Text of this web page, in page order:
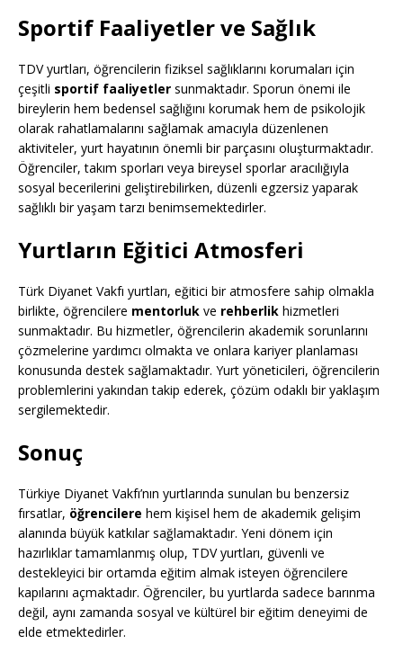
Sportif Faaliyetler ve Sağlık
TDV yurtları, öğrencilerin fiziksel sağlıklarını korumaları için
çeşitli sportif faaliyetler sunmaktadır. Sporun önemi ile
bireylerin hem bedensel sağlığını korumak hem de psikolojik
olarak rahatlamalarını sağlamak amacıyla düzenlenen
aktiviteler, yurt hayatının önemli bir parçasını oluşturmaktadır.
Öğrenciler, takım sporları veya bireysel sporlar aracılığıyla
sosyal becerilerini geliştirebilirken, düzenli egzersiz yaparak
sağlıklı bir yaşam tarzı benimsemektedirler.
Yurtların Eğitici Atmosferi
Türk Diyanet Vakfı yurtları, eğitici bir atmosfere sahip olmakla
birlikte, öğrencilere mentorluk ve rehberlik hizmetleri
sunmaktadır. Bu hizmetler, öğrencilerin akademik sorunlarını
çözmelerine yardımcı olmakta ve onlara kariyer planlaması
konusunda destek sağlamaktadır. Yurt yöneticileri, öğrencilerin
problemlerini yakından takip ederek, çözüm odaklı bir yaklaşım
sergilemektedir.
Sonuç
Türkiye Diyanet Vakfı’nın yurtlarında sunulan bu benzersiz
fırsatlar, öğrencilere hem kişisel hem de akademik gelişim
alanında büyük katkılar sağlamaktadır. Yeni dönem için
hazırlıklar tamamlanmış olup, TDV yurtları, güvenli ve
destekleyici bir ortamda eğitim almak isteyen öğrencilere
kapılarını açmaktadır. Öğrenciler, bu yurtlarda sadece barınma
değil, aynı zamanda sosyal ve kültürel bir eğitim deneyimi de
elde etmektedirler.